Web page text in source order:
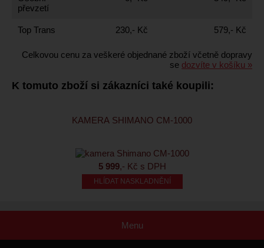
převzetí
Top Trans 230,- Kč 579,- Kč
Celkovou cenu za veškeré objednané zboží včetně dopravy
se dozvíte v košíku »
K tomuto zboží si zákazníci také koupili:
KAMERA SHIMANO CM-1000
5 999,- Kč s DPH
HLÍDAT NASKLADNĚNÍ
Menu